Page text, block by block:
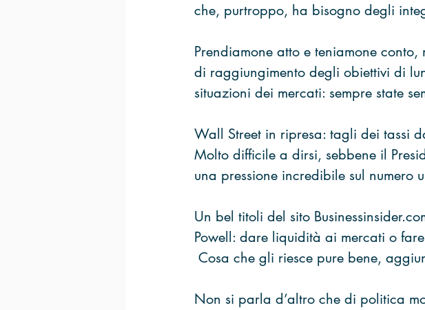
che, purtroppo, ha bisogno degli
Prendiamone atto e teniamone
di raggiungimento degli obiettivi di
situazioni dei mercati: sempre state
Wall Street in ripresa: tagli dei tassi
Molto difficile a dirsi, sebbene il
una pressione incredibile sul numero
Un bel titoli del sito
Powell: dare liquidità ai mercati o
Cosa che gli riesce pure bene,
Non si parla d’altro che di politica